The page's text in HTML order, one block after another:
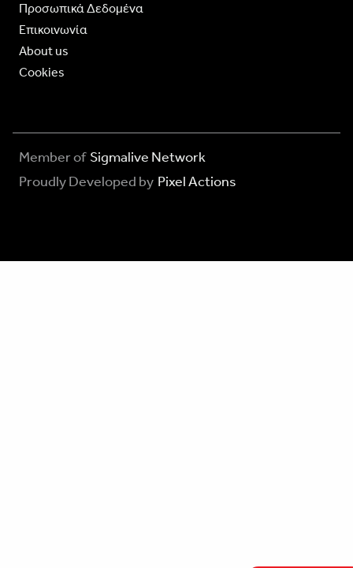
Προσωπικά Δεδομένα
Επικοινωνία
About us
Cookies
Member of Sigmalive Network
Proudly Developed by Pixel Actions